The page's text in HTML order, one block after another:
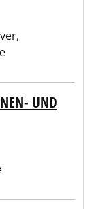
UND